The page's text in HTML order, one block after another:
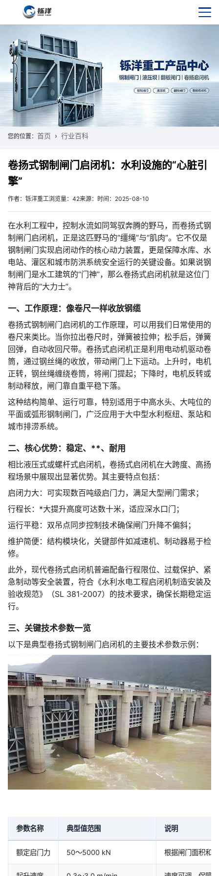
您的位置： 首页 行业百科
卷扬式钢制闸门启闭机：水利设施的“心脏引
擎”
作者：铄洋重工浏览量：42来源： 时间：2025-08-10
在水利工程中，控制水流如同驾驭奔腾的野马，而卷扬式钢
制闸门启闭机，正是这匹野马的“缰绳”与“肌肉”。它不仅是
钢制闸门实现启闭动作的核心动力装置，更是保障水库、水
电站、灌区和城市防洪系统安全运行的关键设备。如果说钢
制闸门是水工建筑的“门神”，那么卷扬式启闭机就是这位门
神背后的“大力士”。
一、工作原理：像卷尺一样收放钢缆
卷扬式钢制闸门启闭机的工作原理，可以用我们日常使用的
卷尺来类比。当你拉出卷尺时，弹簧被拉伸；松手后，弹簧
回弹，自动收回尺带。卷扬式启闭机正是利用电动机驱动卷
筒，通过钢丝绳的收放，带动闸门上下运动。上升时，电机
正转，钢丝绳缠绕卷筒，将闸门提起；下降时，电机反转或
制动释放，闸门靠自重平稳下落。
这种结构简单、运行可靠，特别适用于中高水头、大吨位的
平面或弧形钢制闸门，广泛应用于大中型水利枢纽、泵站和
城市排涝系统。
二、核心优势：稳定、**、耐用
相比液压式或螺杆式启闭机，卷扬式启闭机在大跨度、高扬
程场景中展现出显著优势。其主要特点包括：
启闭力大：可实现数百吨级启门力，满足大型闸门需求；
行程长：*大提升高度可达数十米，适应深水口门；
运行平稳：双吊点同步控制技术确保闸门升降不偏斜；
维护简便：结构模块化，关键部件如减速机、制动器易于检
修。
此外，现代卷扬式启闭机普遍配备行程限位、过载保护、紧
急制动等安全装置，符合《水利水电工程启闭机制造安装及
验收规范》（SL 381-2007）的技术要求，确保长期稳定运
行。
三、关键技术参数一览
以下是典型卷扬式钢制闸门启闭机的主要技术参数示例：
参数名称 典型值范围 说明
额定启门力 50～5000 kN 根据闸门面积和